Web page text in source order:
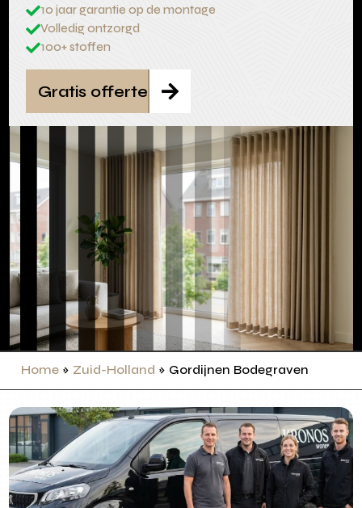
10 jaar garantie op de montage
Volledig ontzorgd
100+ stoffen

Gratis offerte
Home » Zuid-Holland » Gordijnen Bodegraven